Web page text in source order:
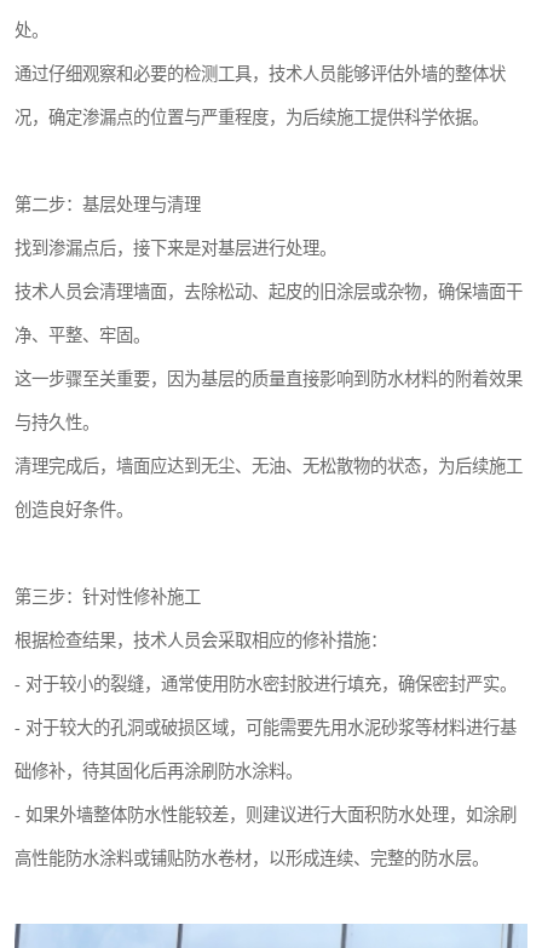
处。
通过仔细观察和必要的检测工具，技术人员能够评估外墙的整体状
况，确定渗漏点的位置与严重程度，为后续施工提供科学依据。
第二步：基层处理与清理
找到渗漏点后，接下来是对基层进行处理。
技术人员会清理墙面，去除松动、起皮的旧涂层或杂物，确保墙面干
净、平整、牢固。
这一步骤至关重要，因为基层的质量直接影响到防水材料的附着效果
与持久性。
清理完成后，墙面应达到无尘、无油、无松散物的状态，为后续施工
创造良好条件。
第三步：针对性修补施工
根据检查结果，技术人员会采取相应的修补措施：
- 对于较小的裂缝，通常使用防水密封胶进行填充，确保密封严实。
- 对于较大的孔洞或破损区域，可能需要先用水泥砂浆等材料进行基
础修补，待其固化后再涂刷防水涂料。
- 如果外墙整体防水性能较差，则建议进行大面积防水处理，如涂刷
高性能防水涂料或铺贴防水卷材，以形成连续、完整的防水层。